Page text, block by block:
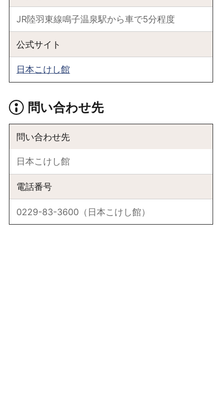
JR陸羽東線鳴子温泉駅から車で5分程度
公式サイト
日本こけし館
問い合わせ先
問い合わせ先
日本こけし館
電話番号
0229-83-3600（日本こけし館）